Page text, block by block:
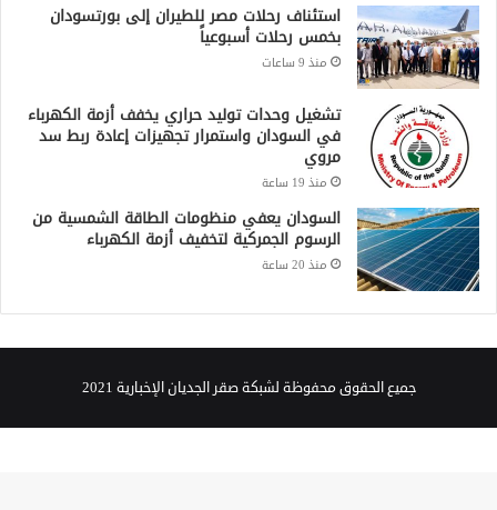
استئناف رحلات مصر للطيران إلى بورتسودان
بخمس رحلات أسبوعياً
منذ 9 ساعات
تشغيل وحدات توليد حراري يخفف أزمة الكهرباء
في السودان واستمرار تجهيزات إعادة ربط سد
مروي
منذ 19 ساعة
السودان يعفي منظومات الطاقة الشمسية من
الرسوم الجمركية لتخفيف أزمة الكهرباء
منذ 20 ساعة
جميع الحقوق محفوظة لشبكة صقر الجديان الإخبارية 2021